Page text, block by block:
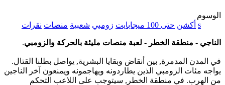
الوسوم
s أكشن حتى 100 ميجابايت زومبي شعبية منصات نقرات
الناجي - منطقة الخطر - لعبة منصات مليئة بالحركة والزومبي.
في المدن المدمرة, بين أنقاض وبقايا البشرية, يواصل بطلنا القتال.
يواجه مئات الزومبي الذين يطاردونه ويهاجمونه ويمنعون آخر الناجين
من الهرب. في منطقة الخطر, سيتوجب على اللاعب التحكم